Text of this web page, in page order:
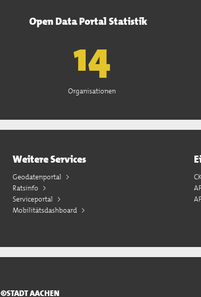
Open Data Portal Statistik
15
Organisationen
Weitere Services
Geodatenportal
Ratsinfo
Serviceportal
Mobilitätsdashboard
©STADT AACHEN